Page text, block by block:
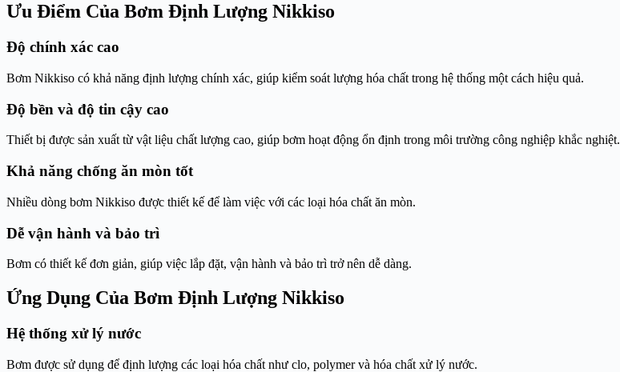
Ưu Điểm Của Bơm Định Lượng Nikkiso
Độ chính xác cao
Bơm Nikkiso có khả năng định lượng chính xác, giúp kiểm soát lượng hóa chất trong hệ thống một cách hiệu quả.
Độ bền và độ tin cậy cao
Thiết bị được sản xuất từ vật liệu chất lượng cao, giúp bơm hoạt động ổn định trong môi trường công nghiệp khắc nghiệt.
Khả năng chống ăn mòn tốt
Nhiều dòng bơm Nikkiso được thiết kế để làm việc với các loại hóa chất ăn mòn.
Dễ vận hành và bảo trì
Bơm có thiết kế đơn giản, giúp việc lắp đặt, vận hành và bảo trì trở nên dễ dàng.
Ứng Dụng Của Bơm Định Lượng Nikkiso
Hệ thống xử lý nước
Bơm được sử dụng để định lượng các loại hóa chất như clo, polymer và hóa chất xử lý nước.